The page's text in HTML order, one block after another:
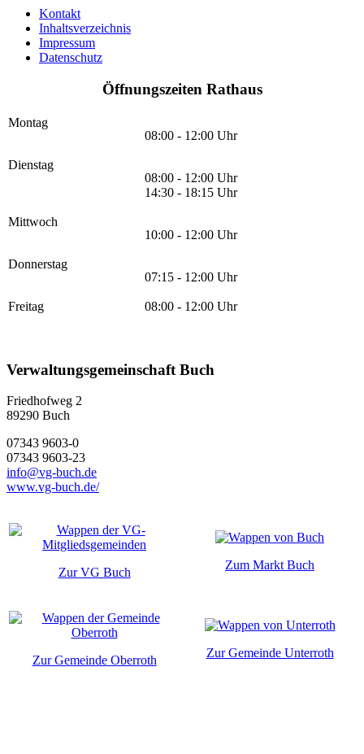
Kontakt
Inhaltsverzeichnis
Impressum
Datenschutz
Öffnungszeiten Rathaus
Montag
08:00 - 12:00 Uhr
Dienstag
08:00 - 12:00 Uhr
14:30 - 18:15 Uhr
Mittwoch
10:00 - 12:00 Uhr
Donnerstag
07:15 - 12:00 Uhr
Freitag 08:00 - 12:00 Uhr
Verwaltungsgemeinschaft Buch
Friedhofweg 2
89290 Buch
07343 9603-0
07343 9603-23
info@vg-buch.de
www.vg-buch.de/
Zur VG Buch
Zum Markt Buch
Zur Gemeinde Oberroth
Zur Gemeinde Unterroth